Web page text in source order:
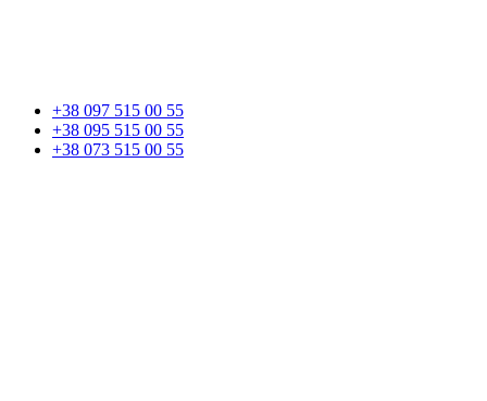
+38 097 515 00 55
+38 095 515 00 55
+38 073 515 00 55